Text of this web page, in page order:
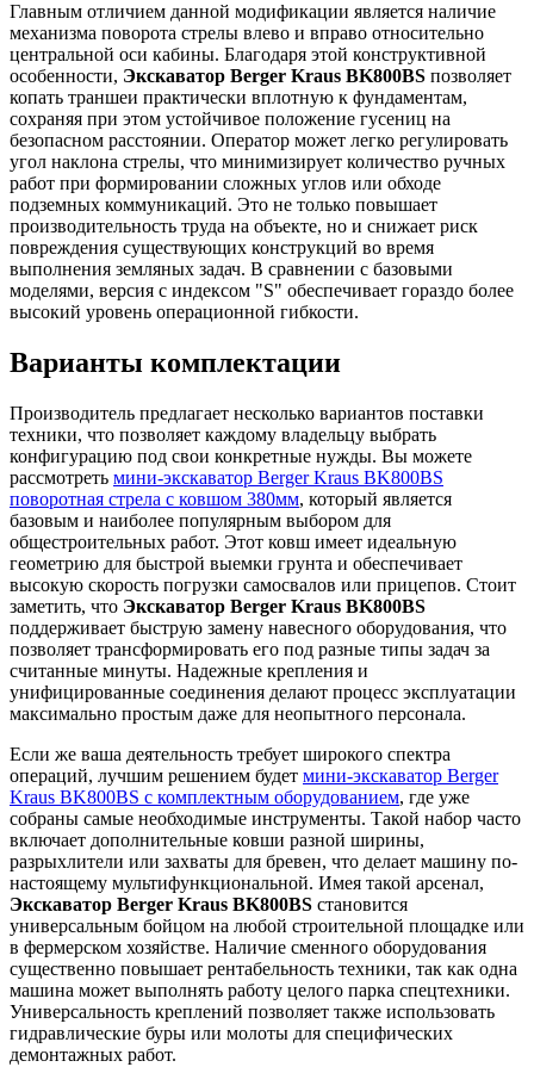
Главным отличием данной модификации является наличие
механизма поворота стрелы влево и вправо относительно
центральной оси кабины. Благодаря этой конструктивной
особенности, Экскаватор Berger Kraus BK800BS позволяет
копать траншеи практически вплотную к фундаментам,
сохраняя при этом устойчивое положение гусениц на
безопасном расстоянии. Оператор может легко регулировать
угол наклона стрелы, что минимизирует количество ручных
работ при формировании сложных углов или обходе
подземных коммуникаций. Это не только повышает
производительность труда на объекте, но и снижает риск
повреждения существующих конструкций во время
выполнения земляных задач. В сравнении с базовыми
моделями, версия с индексом "S" обеспечивает гораздо более
высокий уровень операционной гибкости.
Варианты комплектации
Производитель предлагает несколько вариантов поставки
техники, что позволяет каждому владельцу выбрать
конфигурацию под свои конкретные нужды. Вы можете
рассмотреть мини-экскаватор Berger Kraus BK800BS
поворотная стрела с ковшом 380мм, который является
базовым и наиболее популярным выбором для
общестроительных работ. Этот ковш имеет идеальную
геометрию для быстрой выемки грунта и обеспечивает
высокую скорость погрузки самосвалов или прицепов. Стоит
заметить, что Экскаватор Berger Kraus BK800BS
поддерживает быструю замену навесного оборудования, что
позволяет трансформировать его под разные типы задач за
считанные минуты. Надежные крепления и
унифицированные соединения делают процесс эксплуатации
максимально простым даже для неопытного персонала.
Если же ваша деятельность требует широкого спектра
операций, лучшим решением будет мини-экскаватор Berger
Kraus BK800BS с комплектным оборудованием, где уже
собраны самые необходимые инструменты. Такой набор часто
включает дополнительные ковши разной ширины,
разрыхлители или захваты для бревен, что делает машину по-
настоящему мультифункциональной. Имея такой арсенал,
Экскаватор Berger Kraus BK800BS становится
универсальным бойцом на любой строительной площадке или
в фермерском хозяйстве. Наличие сменного оборудования
существенно повышает рентабельность техники, так как одна
машина может выполнять работу целого парка спецтехники.
Универсальность креплений позволяет также использовать
гидравлические буры или молоты для специфических
демонтажных работ.